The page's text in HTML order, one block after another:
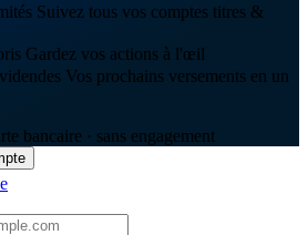
Suivez tous vos comptes titres &
Gardez vos actions à l'œil
Vos prochains versements en un
bancaire · sans engagement